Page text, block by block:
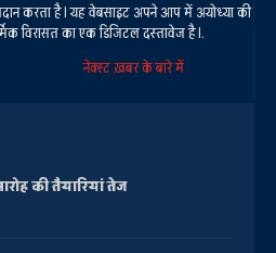
करता है। यह वेबसाइट अपने आप में अयोध्या की
विरासत का एक डिजिटल दस्तावेज है।.
नेक्स्ट ख़बर के बारे में
की तैयारियां तेज